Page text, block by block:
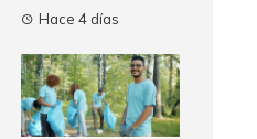
Hace 4 días